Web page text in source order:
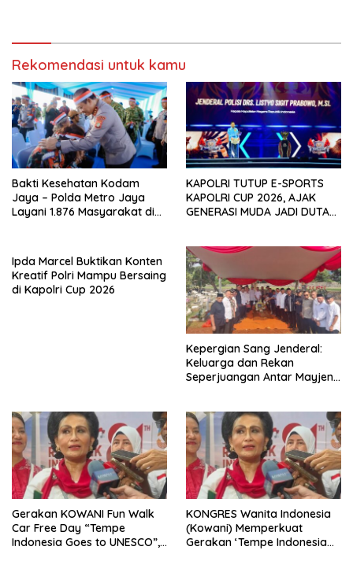
Rekomendasi untuk kamu
Bakti Kesehatan Kodam
Jaya – Polda Metro Jaya
Layani 1.876 Masyarakat di
KAPOLRI TUTUP E-SPORTS
KAPOLRI CUP 2026, AJAK
GENERASI MUDA JADI DUTA
Ipda Marcel Buktikan Konten
Kreatif Polri Mampu Bersaing
di Kapolri Cup 2026
Kepergian Sang Jenderal:
Keluarga dan Rekan
Seperjuangan Antar Mayjen
Terakhir
Gerakan KOWANI Fun Walk
Car Free Day “Tempe
Indonesia Goes to UNESCO”,
KONGRES Wanita Indonesia
(Kowani) Memperkuat
Gerakan ‘Tempe Indonesia